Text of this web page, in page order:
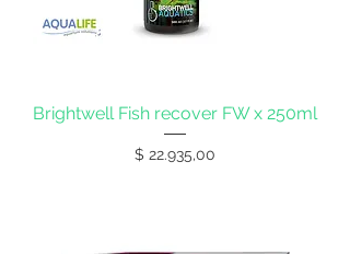
Brightwell Fish recover FW x 250ml
Precio
$ 22.935,00